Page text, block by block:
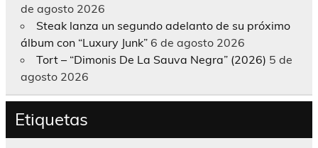
de agosto 2026
Steak lanza un segundo adelanto de su próximo
álbum con “Luxury Junk” 6 de agosto 2026
Tort – “Dimonis De La Sauva Negra” (2026) 5 de
agosto 2026
Etiquetas